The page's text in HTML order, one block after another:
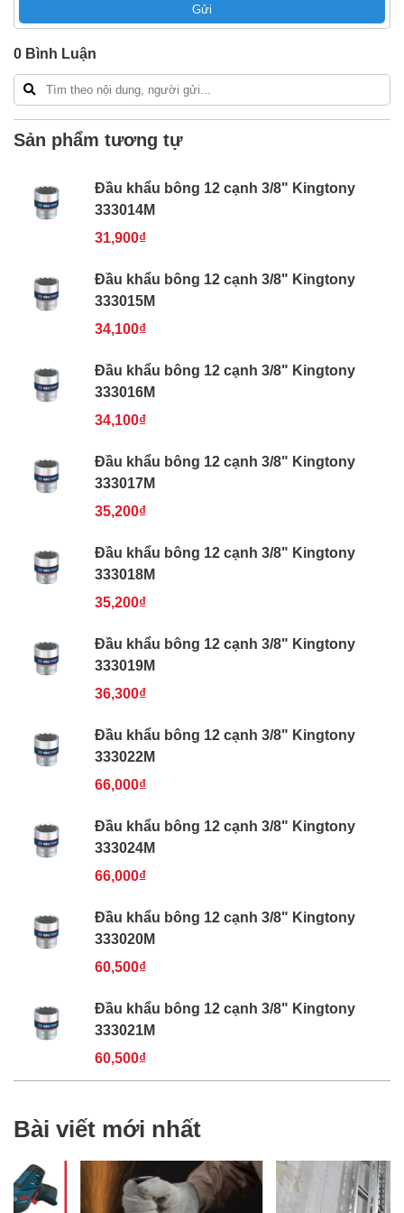
Nếu bạn cần thêm thông tin của
hotline -024.2224.8888 hoặc zalo -
Gửi
0 Bình Luận
Sản phẩm tương tự
Đầu khẩu bông 12 cạnh 3/8" Kingtony
333014M
31,900₫
Đầu khẩu bông 12 cạnh 3/8" Kingtony
333015M
34,100₫
Đầu khẩu bông 12 cạnh 3/8" Kingtony
333016M
34,100₫
Đầu khẩu bông 12 cạnh 3/8" Kingtony
333017M
35,200₫
Đầu khẩu bông 12 cạnh 3/8" Kingtony
333018M
35,200₫
Đầu khẩu bông 12 cạnh 3/8" Kingtony
333019M
36,300₫
Đầu khẩu bông 12 cạnh 3/8" Kingtony
333022M
66,000₫
Đầu khẩu bông 12 cạnh 3/8" Kingtony
333024M
66,000₫
Đầu khẩu bông 12 cạnh 3/8" Kingtony
333020M
60,500₫
Đầu khẩu bông 12 cạnh 3/8" Kingtony
333021M
60,500₫
Bài viết mới nhất